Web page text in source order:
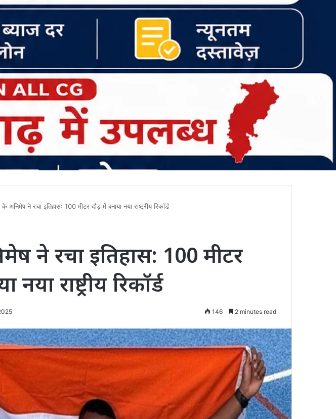
अनिमेष ने रचा इतिहास: 100 मीटर दौड़ में बनाया नया राष्ट्रीय रिकॉर्ड
ने रचा इतिहास: 100 मीटर
नया राष्ट्रीय रिकॉर्ड
146 2 minutes read